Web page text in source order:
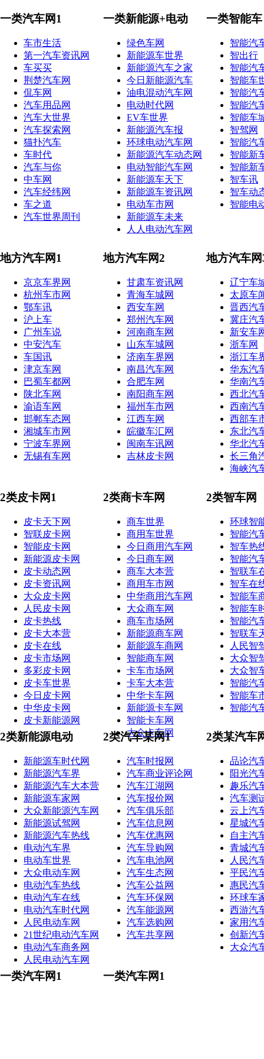
一类汽车网1
车市生活
第一汽车资讯网
车买买
荆楚汽车网
侃车网
汽车用品网
汽车大世界
汽车探索网
猫扑汽车
车时代
汽车与你
中车网
汽车经纬网
车之道
汽车世界周刊
一类新能源+电动
绿色车网
新能源车世界
新能源汽车之家
今日新能源汽车
油电混动汽车网
电动时代网
EV车世界
新能源汽车报
环球电动汽车网
新能源汽车动态网
电动智能汽车网
新能源车天下
新能源车资讯网
电动车市网
新能源车未来
人人电动汽车网
一类智能车
智能汽
智出行
智能汽
智能车
智能汽
智能汽
智能车
智驾网
智能汽
智能新
智能新
智车讯
智车动
智能电
地方汽车网1
京京车界网
杭州车市网
鄂车讯
沪上车
广州车说
中安汽车
车国讯
津京车网
巴蜀车都网
陕北车网
渝语车网
邯郸车态网
湘城车市网
宁波车界网
无锡有车网
地方汽车网2
甘肃车资讯网
青海车城网
西安车网
郑州汽车网
河南商车网
山东车城网
济南车界网
南昌汽车网
合肥车网
南阳商车网
福州车市网
江西车网
皖徽车汇网
闽南车讯网
吉林皮卡网
地方汽车网
辽宁车
太原车
晋西汽
冀庄汽
新安车
浙车网
浙江车
华东汽
华南汽
西北汽
西南汽
西部车
东北汽
华北汽
长三角
海峡汽
2类皮卡网1
皮卡天下网
智联皮卡网
智能皮卡网
新能源皮卡网
皮卡动态网
皮卡资讯网
大众皮卡网
人民皮卡网
皮卡热线
皮卡大本营
皮卡在线
皮卡市场网
多彩皮卡网
皮卡车世界
今日皮卡网
中华皮卡网
皮卡新能源网
2类商卡车网
商车世界
商用车世界
今日商用汽车网
今日商车网
商车大本营
商用车市网
中华商用汽车网
大众商车网
商车市场网
新能源商车网
新能源车商网
智能商车网
卡车市场网
卡车大本营
中华卡车网
新能源卡车网
智能卡车网
大众卡车网
2类智车网
环球智
智能汽
智车热
智能汽
智联车
智车在
智能车
智能车
智能汽
智联车
人民智
大众智
大众智
智能汽
智能车
智能汽
2类新能源电动
新能源车时代网
新能源汽车界
新能源汽车大本营
新能源车家网
大众新能源汽车网
新能源试驾网
新能源汽车热线
电动汽车界
电动车世界
大众电动车网
电动汽车热线
电动汽车在线
电动汽车时代网
人民电动车网
21世纪电动汽车网
电动汽车商务网
人民电动汽车网
2类汽车某网1
汽车时报网
汽车商业评论网
汽车江湖网
汽车报价网
汽车俱乐部
汽车信息网
汽车优惠网
汽车导购网
汽车电池网
汽车生态网
汽车公益网
汽车环保网
汽车能源网
汽车选购网
汽车共享网
2类某汽车
品论汽
阳光汽
趣乐汽
汽车测
云上汽
星城汽
自主汽
青城汽
人民汽
平民汽
惠民汽
环球车
西游汽
家用汽
创新汽
大众汽
一类汽车网1 一类汽车网1